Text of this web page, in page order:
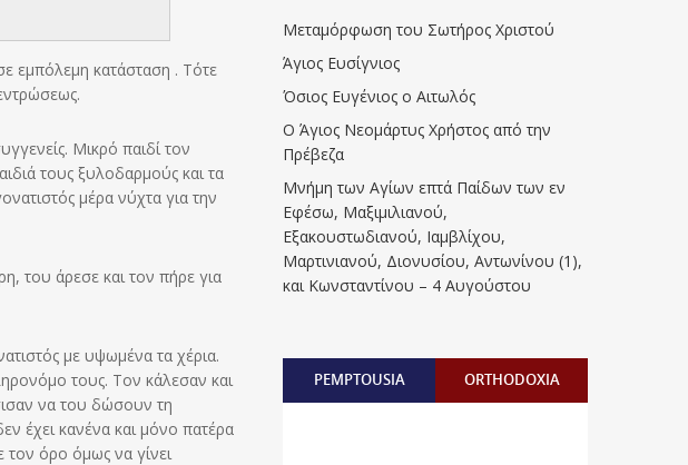
εμπόλεμη κατάσταση . Τότε
Μικρό παιδί τον
τους ξυλοδαρμούς και τα
μέρα νύχτα για την
του άρεσε και τον πήρε για
με υψωμένα τα χέρια.
τους. Τον κάλεσαν και
να του δώσουν τη
έχει κανένα και μόνο πατέρα
όρο όμως να γίνει
Μεταμόρφωση του Σωτήρος Χριστού
Άγιος Ευσίγνιος
Όσιος Ευγένιος ο Αιτωλός
Ο Άγιος Νεομάρτυς Χρήστος από την
Πρέβεζα
Μνήμη των Aγίων επτά Παίδων των εν
Eφέσω, Mαξιμιλιανού,
Eξακουστωδιανού, Iαμβλίχου,
Mαρτινιανού, Διονυσίου, Aντωνίνου (1),
και Kωνσταντίνου – 4 Αυγούστου
PEMPTOUSIA ORTHODOXIA